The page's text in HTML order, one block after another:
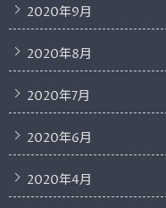
2020年9月
2020年8月
2020年7月
2020年6月
2020年4月